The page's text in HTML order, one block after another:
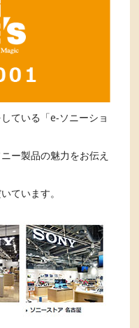
ている「e-ソニーショ
ー製品の魅力をお伝え
ています。